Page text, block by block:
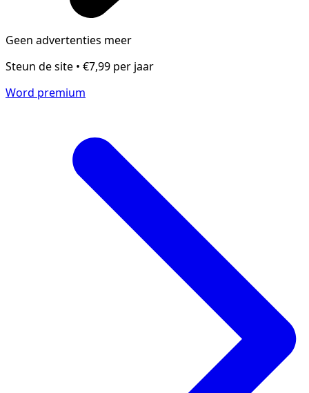
Geen advertenties meer
Steun de site • €7,99 per jaar
Word premium